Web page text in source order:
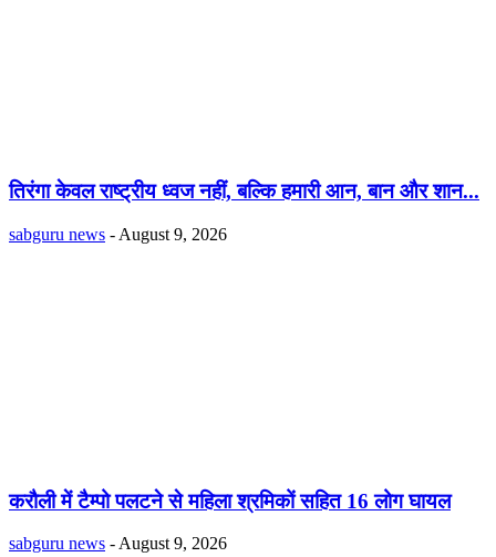
तिरंगा केवल राष्ट्रीय ध्वज नहीं, बल्कि हमारी आन, बान और शान...
sabguru news - August 9, 2026
करौली में टैम्पो पलटने से महिला श्रमिकों सहित 16 लोग घायल
sabguru news - August 9, 2026